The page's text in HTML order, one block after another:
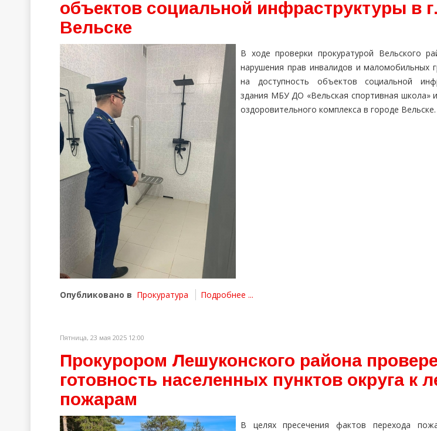
объектов социальной инфраструктуры в г.
Вельске
В ходе проверки прокуратурой Вельского
нарушения прав инвалидов и маломобильных
на доступность объектов социальной
здания МБУ ДО «Вельская спортивная школа»
оздоровительного комплекса в городе Вельске.
Опубликовано в Прокуратура Подробнее ...
Пятница, 23 мая 2025 12:00
Прокурором Лешуконского района
готовность населенных пунктов округа к
пожарам
В целях пресечения фактов перехода